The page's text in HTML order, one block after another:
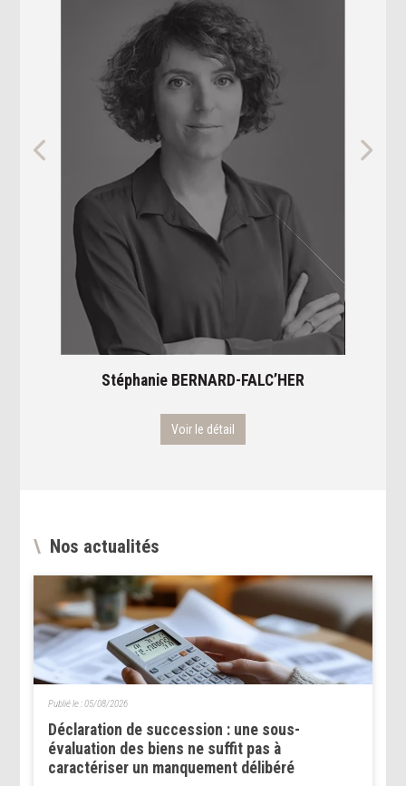
Stéphanie BERNARD-FALC’HER
Voir le détail
Nos actualités
Déclaration de succession : une sous-
évaluation des biens ne suffit pas à
caractériser un manquement délibéré
Publié le :05/08/2026